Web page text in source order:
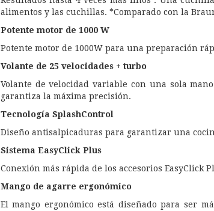
alimentos y las cuchillas. *Comparado con la
Potente motor de 1000 W
Potente motor de 1000W para una preparación
Volante de 25 velocidades + turbo
Volante de velocidad variable con una sola
garantiza la máxima precisión.
Tecnología SplashControl
Diseño antisalpicaduras para garantizar una
Sistema EasyClick Plus
Conexión más rápida de los accesorios EasyClick
Mango de agarre ergonómico
El mango ergonómico está diseñado para ser